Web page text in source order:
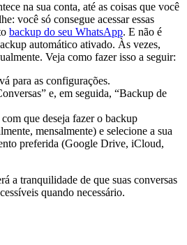
na sua conta, até as coisas que você
você só consegue acessar essas
backup do seu WhatsApp. E não é
automático ativado. Às vezes,
Veja como fazer isso a seguir:
para as configurações.
e, em seguida, “Backup de
que deseja fazer o backup
mensalmente) e selecione a sua
preferida (Google Drive, iCloud,
a tranquilidade de que suas conversas
quando necessário.